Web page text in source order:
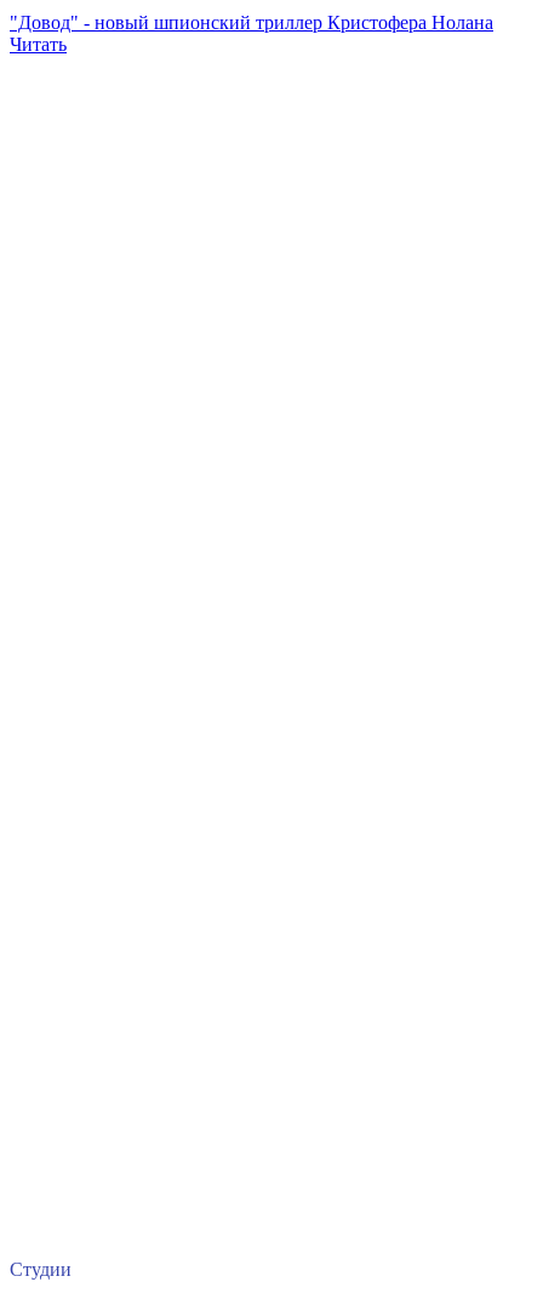
"Довод" - новый шпионский триллер Кристофера Нолана
Читать
Студии